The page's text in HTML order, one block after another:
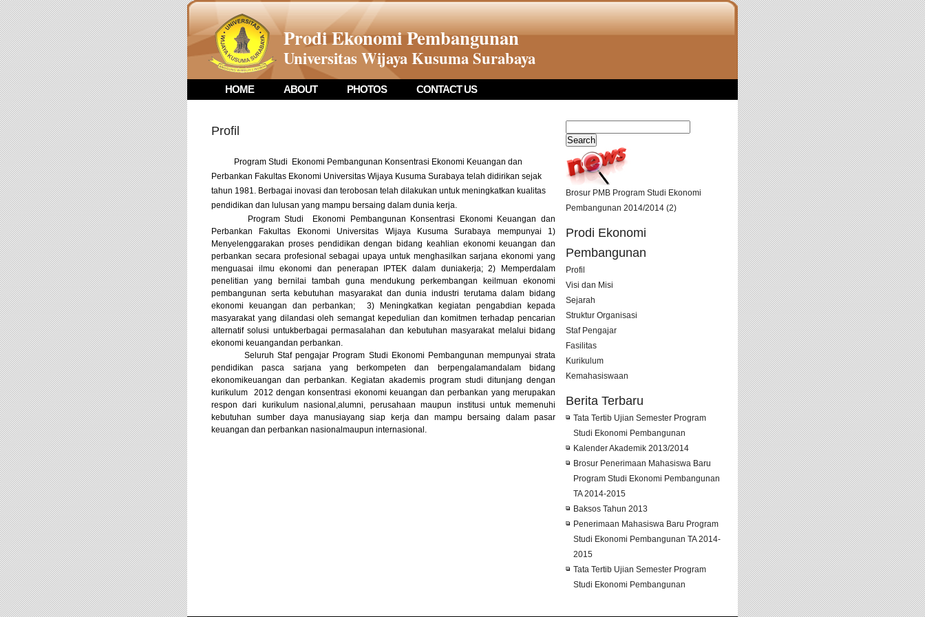
Prodi Ekonomi Pembangunan
Universitas Wijaya Kusuma Surabaya
HOME ABOUT PHOTOS CONTACT US
Profil
Program Studi Ekonomi Pembangunan Konsentrasi Ekonomi Keuangan dan
Perbankan Fakultas Ekonomi Universitas Wijaya Kusuma Surabaya telah didirikan sejak
tahun 1981. Berbagai inovasi dan terobosan telah dilakukan untuk meningkatkan kualitas
pendidikan dan lulusan yang mampu bersaing dalam dunia kerja.
Program Studi Ekonomi Pembangunan Konsentrasi Ekonomi Keuangan dan
Perbankan Fakultas Ekonomi Universitas Wijaya Kusuma Surabaya mempunyai 1)
Menyelenggarakan proses pendidikan dengan bidang keahlian ekonomi keuangan dan
perbankan secara profesional sebagai upaya untuk menghasilkan sarjana ekonomi yang
menguasai ilmu ekonomi dan penerapan IPTEK dalam duniakerja; 2) Memperdalam
penelitian yang bernilai tambah guna mendukung perkembangan keilmuan ekonomi
pembangunan serta kebutuhan masyarakat dan dunia industri terutama dalam bidang
ekonomi keuangan dan perbankan; 3) Meningkatkan kegiatan pengabdian kepada
masyarakat yang dilandasi oleh semangat kepedulian dan komitmen terhadap pencarian
alternatif solusi untukberbagai permasalahan dan kebutuhan masyarakat melalui bidang
ekonomi keuangandan perbankan.
Seluruh Staf pengajar Program Studi Ekonomi Pembangunan mempunyai strata
pendidikan pasca sarjana yang berkompeten dan berpengalamandalam bidang
ekonomikeuangan dan perbankan. Kegiatan akademis program studi ditunjang dengan
kurikulum 2012 dengan konsentrasi ekonomi keuangan dan perbankan yang merupakan
respon dari kurikulum nasional,alumni, perusahaan maupun institusi untuk memenuhi
kebutuhan sumber daya manusiayang siap kerja dan mampu bersaing dalam pasar
keuangan dan perbankan nasionalmaupun internasional.
Brosur PMB Program Studi Ekonomi
Pembangunan 2014/2014 (2)
Prodi Ekonomi
Pembangunan
Profil
Visi dan Misi
Sejarah
Struktur Organisasi
Staf Pengajar
Fasilitas
Kurikulum
Kemahasiswaan
Berita Terbaru
Tata Tertib Ujian Semester Program
Studi Ekonomi Pembangunan
Kalender Akademik 2013/2014
Brosur Penerimaan Mahasiswa Baru
Program Studi Ekonomi Pembangunan
TA 2014-2015
Baksos Tahun 2013
Penerimaan Mahasiswa Baru Program
Studi Ekonomi Pembangunan TA 2014-
2015
Tata Tertib Ujian Semester Program
Studi Ekonomi Pembangunan